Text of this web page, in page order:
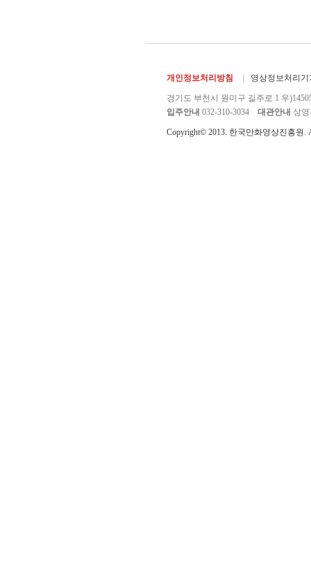
개인정보처리방침 영상정보처리기
경기도 부천시 원미구 길주로 1 우
입주안내 032-310-3034 대관안내 상영
Copyright© 2013. 한국만화영상진흥원.